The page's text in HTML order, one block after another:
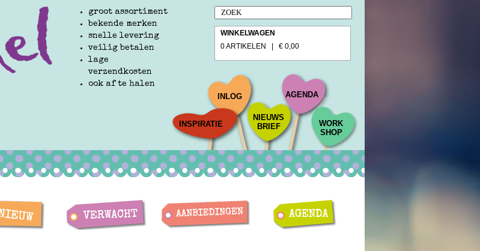
groot assortiment
bekende merken
snelle levering
veilig betalen
lage
verzendkosten
ook af te halen
WINKELWAGEN
0 ARTIKELEN | € 0,00
INSPIRATIE
INLOG
NIEUWS
BRIEF
AGENDA
WORK
SHOP